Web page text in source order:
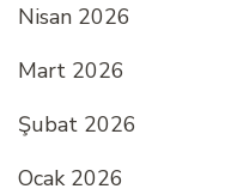
Nisan 2026
Mart 2026
Şubat 2026
Ocak 2026